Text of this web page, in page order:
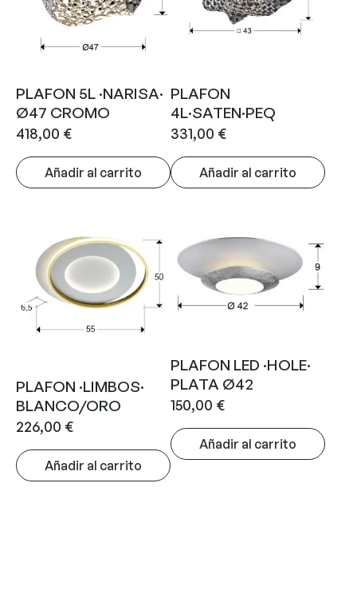
PLAFON 5L ·NARISA·
Ø47 CROMO
418,00 €
Añadir al carrito
PLAFON
4L·SATEN·PEQ
331,00 €
Añadir al carrito
PLAFON ·LIMBOS·
BLANCO/ORO
226,00 €
Añadir al carrito
PLAFON LED ·HOLE·
PLATA Ø42
150,00 €
Añadir al carrito